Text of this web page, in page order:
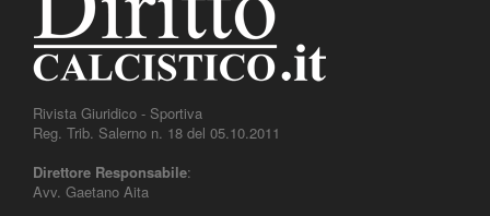
Rivista Giuridico - Sportiva
Reg. Trib. Salerno n. 18 del 05.10.2011
Direttore Responsabile:
Avv. Gaetano Aita